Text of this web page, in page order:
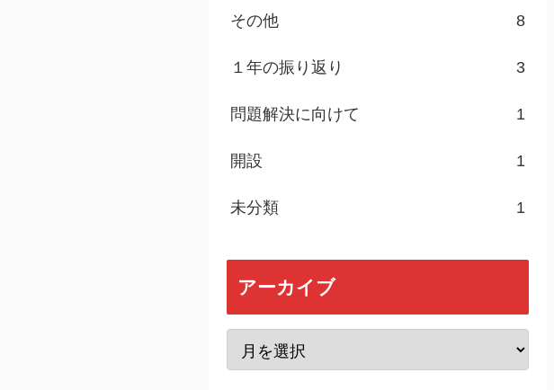
その他 8
１年の振り返り 3
問題解決に向けて 1
開設 1
未分類 1
アーカイブ